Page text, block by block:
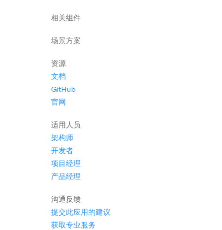
相关组件
场景方案
资源
文档
GitHub
官网
适用人员
架构师
开发者
项目经理
产品经理
沟通反馈
提交此应用的建议
获取专业服务